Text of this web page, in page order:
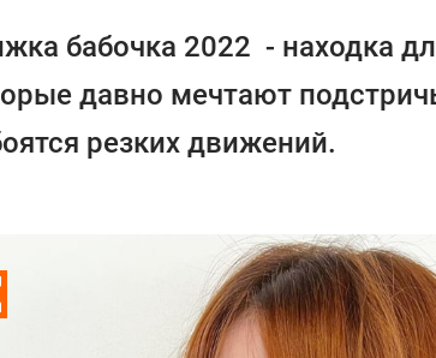
бабочка 2022 - находка
давно мечтают
резких движений.